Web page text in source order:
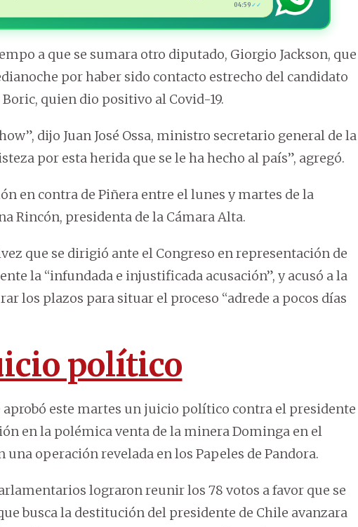
04:59 ✓✓
a que se sumara otro diputado, Giorgio Jackson, que
por haber sido contacto estrecho del candidato
quien dio positivo al Covid-19.
dijo Juan José Ossa, ministro secretario general de la
por esta herida que se le ha hecho al país”, agregó.
en contra de Piñera entre el lunes y martes de la
Rincón, presidenta de la Cámara Alta.
que se dirigió ante el Congreso en representación de
la “infundada e injustificada acusación”, y acusó a la
los plazos para situar el proceso “adrede a pocos días
político
aprobó este martes un juicio político contra el presidente
en la polémica venta de la minera Dominga en el
una operación revelada en los Papeles de Pandora.
lograron reunir los 78 votos a favor que se
busca la destitución del presidente de Chile avanzara